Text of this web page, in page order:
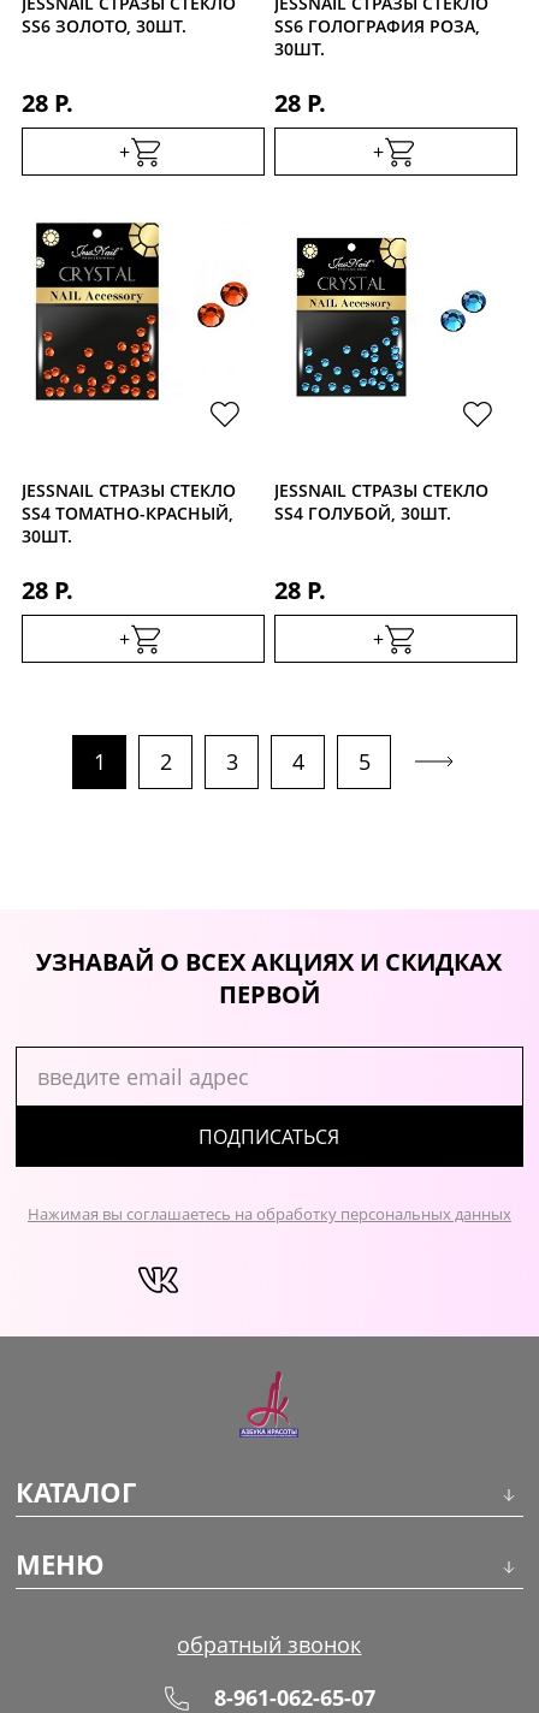
SS6 ЗОЛОТО, 30ШТ.
28 Р.
+
SS6 ГОЛОГРАФИЯ РОЗА,
30ШТ.
28 Р.
+
JESSNAIL СТРАЗЫ СТЕКЛО
SS4 ТОМАТНО-КРАСНЫЙ,
30ШТ.
28 Р.
+
JESSNAIL СТРАЗЫ СТЕКЛО
SS4 ГОЛУБОЙ, 30ШТ.
28 Р.
+
1 2 3 4 5
УЗНАВАЙ О ВСЕХ АКЦИЯХ И СКИДКАХ
ПЕРВОЙ
ПОДПИСАТЬСЯ
Нажимая вы соглашаетесь на обработку персональных данных
КАТАЛОГ
Макияж
МЕНЮ
обратный звонок
8-961-062-65-07